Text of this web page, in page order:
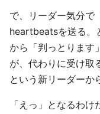
で、リーダー気分で
heartbeatsを送る。
から「判っとります
が、代わりに受け取
という新リーダーか
「えっ」となるわ